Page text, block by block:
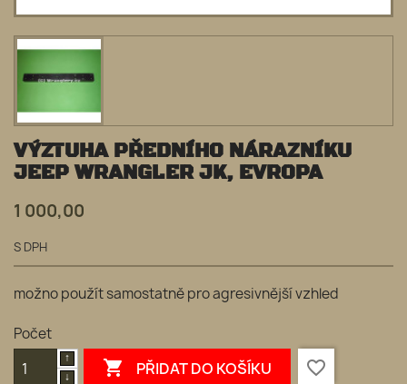
VÝZTUHA PŘEDNÍHO NÁRAZNÍKU
JEEP WRANGLER JK, EVROPA
1 000,00
S DPH
možno použít samostatně pro agresivnější vzhled
Počet
 PŘIDAT DO KOŠÍKU favorite_border